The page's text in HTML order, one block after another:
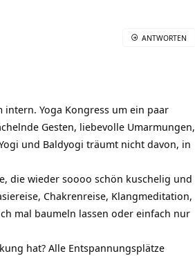
intern. Yoga Kongress um ein paar
Gesten, liebevolle Umarmungen,
und Baldyogi träumt nicht davon, in
die wieder soooo schön kuschelig und
Chakrenreise, Klangmeditation,
mal baumeln lassen oder einfach nur
hat? Alle Entspannungsplätze
ANTWORTEN